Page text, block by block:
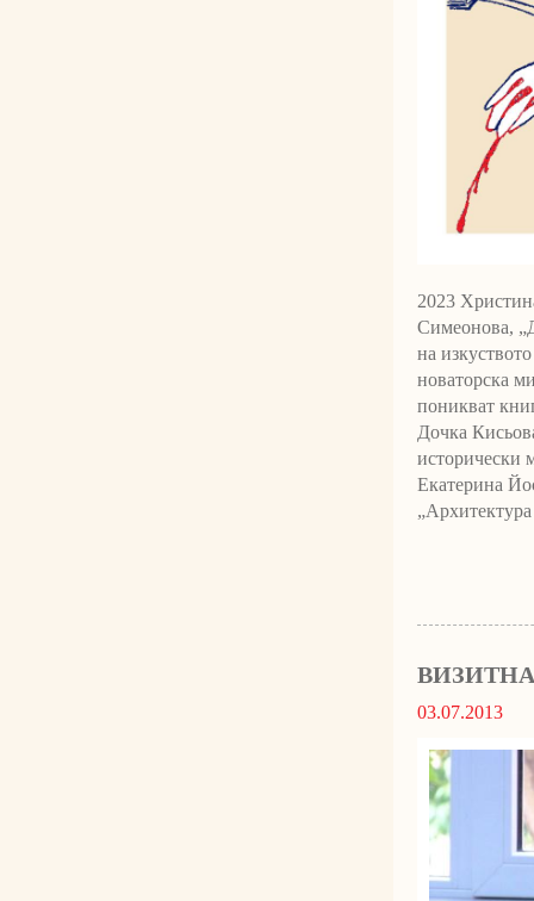
2023
Симеонова,
на
новаторска
поникват
Дочка
исторически
Екатерина
03.07.2013